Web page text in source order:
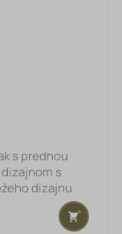
5.1:1 a
s prednou
s
dizajnu
príjemnej ceny
je veľmi